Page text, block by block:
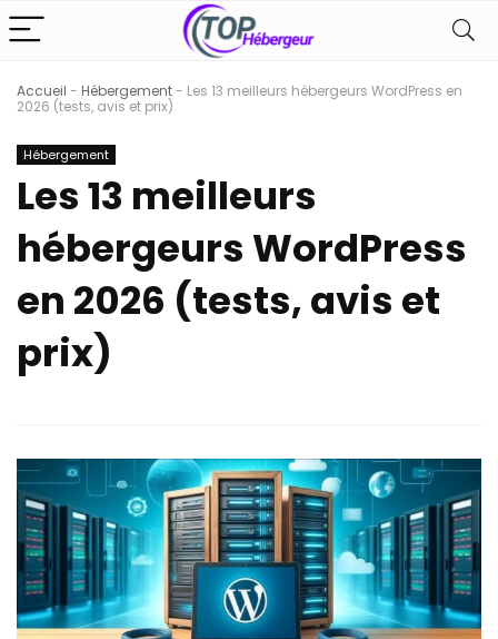
Accueil - Hébergement- Les 13 meilleurs hébergeurs WordPress en
2026 (tests, avis et prix)
Hébergement
Les 13 meilleurs
hébergeurs WordPress
en 2026 (tests, avis et
prix)